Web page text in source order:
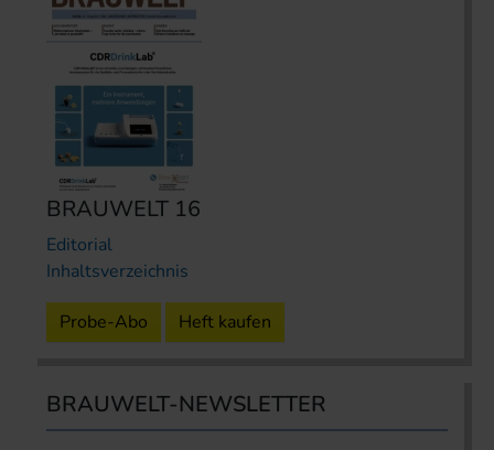
BRAUWELT 16
Editorial
Inhaltsverzeichnis
Probe-Abo Heft kaufen
BRAUWELT-NEWSLETTER